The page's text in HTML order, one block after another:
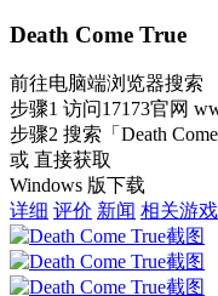
Death Come True
前往电脑端浏览器搜索
步骤1 访问17173官网
步骤2 搜索 「Death
或 直接获取
Windows 版下载
详细 评价 新闻 相关游戏